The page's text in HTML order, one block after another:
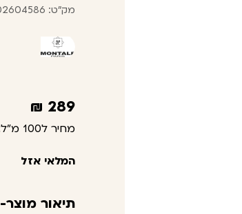
מק"ט: 547602604586
289
₪
מחיר ל100 מ"ל:
המלאי אזל
תיאור מוצר-